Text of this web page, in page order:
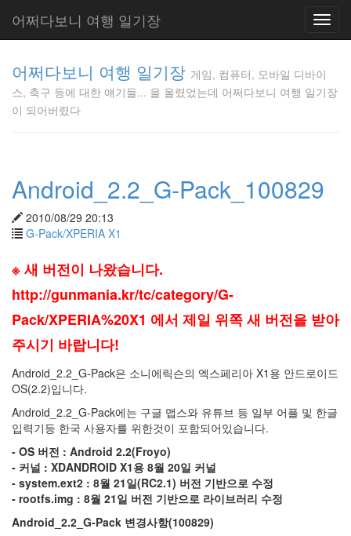
어쩌다보니 여행 일기장
어쩌다보니 여행 일기장 게임, 컴퓨터, 모바일 디바이
스, 축구 등에 대한 얘기들... 을 올렸었는데 어쩌다보니 여행 일기장
이 되어버렸다
Android_2.2_G-Pack_100829
2010/08/29 20:13
G-Pack/XPERIA X1
※ 새 버전이 나왔습니다.
http://gunmania.kr/tc/category/G-
Pack/XPERIA%20X1 에서 제일 위쪽 새 버전을 받아
주시기 바랍니다!
Android_2.2_G-Pack은 소니에릭슨의 엑스페리아 X1용 안드로이드
OS(2.2)입니다.
Android_2.2_G-Pack에는 구글 맵스와 유튜브 등 일부 어플 및 한글
입력기등 한국 사용자를 위한것이 포함되어있습니다.
- OS 버전 : Android 2.2(Froyo)
- 커널 : XDANDROID X1용 8월 20일 커널
- system.ext2 : 8월 21일(RC2.1) 버전 기반으로 수정
- rootfs.img : 8월 21일 버전 기반으로 라이브러리 수정
Android_2.2_G-Pack 변경사항(100829)
터, 모바일
디바이스,
축구 등에
대한 얘기
니 여행 일
기장이 되
어버렸다
Gunmania
Tag
Cloud
보
무
음
팸
도
인
T60p